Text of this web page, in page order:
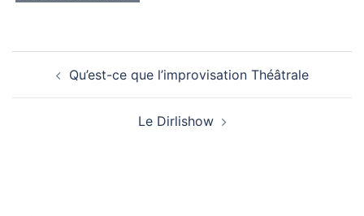
d’articleQu’est-ce que l’improvisation Théâtrale
Le Dirlishow